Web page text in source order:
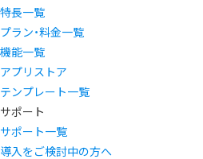
特長一覧
プラン・料金一覧
機能一覧
アプリストア
テンプレート一覧
サポート
サポート一覧
導入をご検討中の方へ